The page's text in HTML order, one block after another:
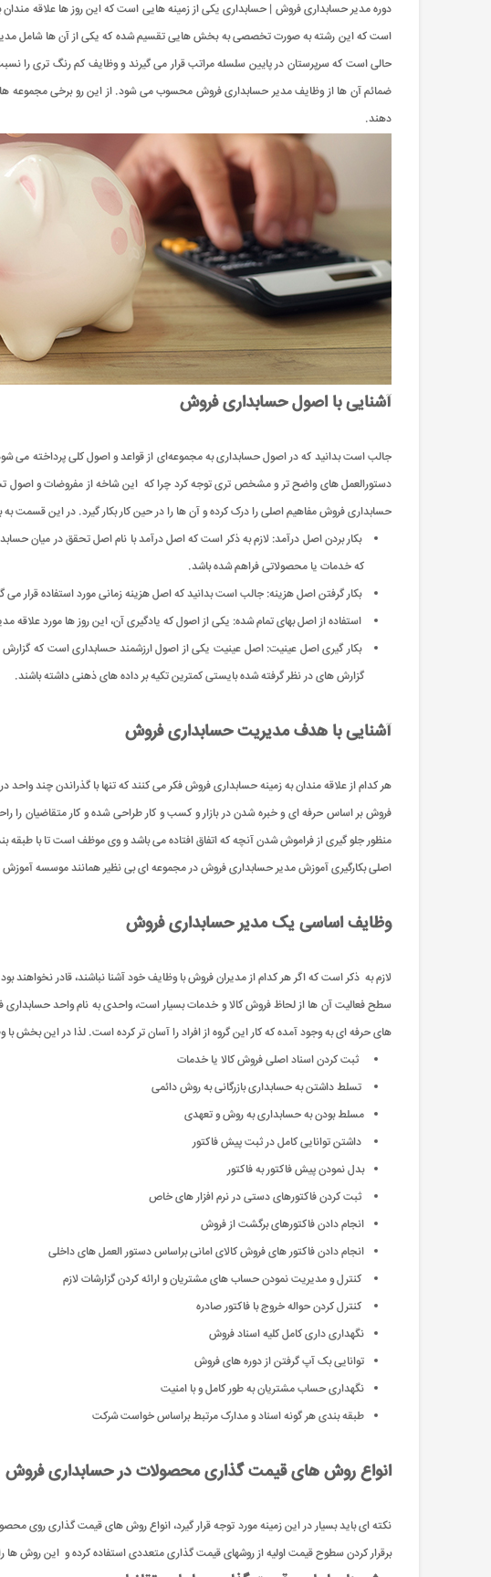
دوره مدیر حسابداری فروش | حسابداری یکی از زمینه هایی است که این روز ها علاقه
است که این رشته به صورت تخصصی به بخش هایی تقسیم شده که یکی از آن ها شامل
حالی است که سرپرستان در پايين سلسله مراتب قرار می گیرند و وظایف کم رنگ تری را
ضمائم آن ها از وظایف مدیر حسابداری فروش محسوب می شود. از این رو برخی مجموعه ها
دهند.
آشنایی با اصول حسابداری فروش
جالب است بدانید که در اصول حسابداری به مجموعه‌ای از قواعد و اصول کلی پرداخته می شود
دستورالعمل‌ های واضح تر و مشخص تری توجه کرد چرا که این شاخه از مفروضات و اصول
حسابداری فروش مفاهیم اصلی را درک کرده و آن ها را در حین کار بکار گیرد. در این قسمت
بکار بردن اصل درآمد: لازم به ذکر است که اصل درآمد با نام اصل تحقق در میان
که خدمات یا محصولاتی فراهم شده باشد.
بکار گرفتن اصل هزینه: جالب است بدانید که اصل هزینه زمانی مورد استفاده قرار
استفاده از اصل بهای تمام شده: یکی از اصول که یادگیری آن، این روز ها مورد
بکار گیری اصل عینیت: اصل عینیت یکی از اصول ارزشمند حسابداری است که گزارش
گزارش ‌های در نظر گرفته شده بایستی کمترین تکیه بر داده های ذهنی داشته باشند.
آشنایی با هدف مدیریت حسابداری فروش
هر کدام از علاقه مندان به زمینه حسابداری فروش فکر می کنند که تنها با گذراندن چند
فروش بر اساس حرفه ای و خبره شدن در بازار و کسب و کار طراحی شده و کار متقاضیان
منظور جلو گیری از فراموش شدن آنچه که اتفاق افتاده می باشد و وی موظف است تا با
اصلی بکارگیری آموزش مدیر حسابداری فروش در مجموعه ای بی نظیر همانند موسسه
وظایف اساسی یک مدیر حسابداری فروش
لازم به ذکر است که اگر هر کدام از مدیران فروش با وظایف خود آشنا نباشند، قادر
سطح فعالیت آن ها از لحاظ فروش کالا و خدمات بسیار است، واحدی به نام واحد حسابداری
های حرفه ای به وجود آمده که کار این گروه از افراد را آسان تر کرده است. لذا در این
ثبت کردن اسناد اصلی فروش کالا یا خدمات
تسلط داشتن به حسابداری بازرگانی به روش دائمی
مسلط بودن به حسابداری به روش و تعهدی
داشتن توانایی کامل در ثبت پیش فاکتور
بدل نمودن پیش فاکتور به فاکتور
ثبت کردن فاکتورهای دستی در نرم افزار های خاص
انجام دادن فاکتورهای برگشت از فروش
انجام دادن فاکتور های فروش کالای امانی براساس دستور العمل های داخلی
کنترل و مدیریت نمودن حساب های مشتریان و ارائه کردن گزارشات لازم
کنترل کردن حواله خروج با فاکتور صادره
نگهداری داری کامل کلیه اسناد فروش
توانایی بک آپ گرفتن از دوره های فروش
نگهداری حساب مشتریان به طور کامل و با امنیت
طبقه بندی هر گونه اسناد و مدارک مرتبط براساس خواست شرکت
انواع روش های قیمت گذاری محصولات در حسابداری فروش
نکته ای باید بسیار در این زمینه مورد توجه قرار گیرد، انواع روش های قیمت گذاری روی
برقرار كردن سطوح قیمت اولیه از روشهای قیمت گذاری متعددی استفاده کرده و این روش